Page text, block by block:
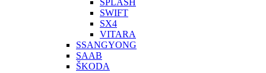
SWIFT
SX4
VITARA
SSANGYONG
SAAB
ŠKODA